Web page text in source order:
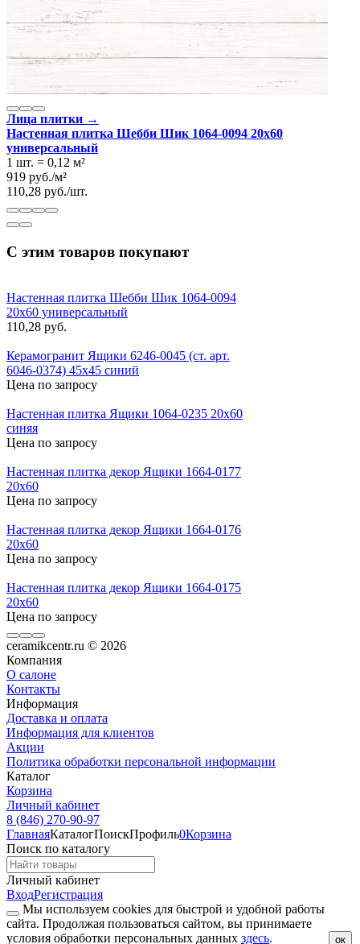
Лица плитки →
Настенная плитка Шебби Шик 1064-0094 20x60
универсальный
1 шт. = 0,12 м²
919 руб./м²
110,28 руб./шт.
С этим товаров покупают
Настенная плитка Шебби Шик 1064-0094
20x60 универсальный
110,28 руб.
Керамогранит Ящики 6246-0045 (ст. арт.
6046-0374) 45x45 синий
Цена по запросу
Настенная плитка Ящики 1064-0235 20x60
синяя
Цена по запросу
Настенная плитка декор Ящики 1664-0177
20x60
Цена по запросу
Настенная плитка декор Ящики 1664-0176
20x60
Цена по запросу
Настенная плитка декор Ящики 1664-0175
20x60
Цена по запросу
ceramikcentr.ru © 2026
Компания
О салоне
Контакты
Информация
Доставка и оплата
Информация для клиентов
Акции
Политика обработки персональной информации
Каталог
Корзина
Личный кабинет
8 (846) 270-90-97
ГлавнаяКаталогПоискПрофиль0Корзина
Поиск по каталогу
Личный кабинет
ВходРегистрация
Мы используем cookies для быстрой и удобной работы
сайта. Продолжая пользоваться сайтом, вы принимаете
условия обработки персональных данных здесь. ок